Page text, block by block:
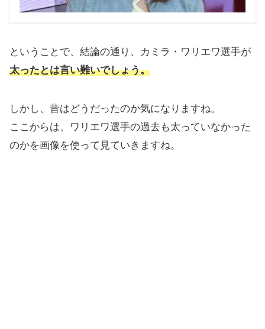
ということで、結論の通り、カミラ・ワリエワ選手が
太ったとは言い難いでしょう。
しかし、昔はどうだったのか気になりますね。
ここからは、ワリエワ選手の過去も太っていなかった
のかを画像を使って見ていきますね。